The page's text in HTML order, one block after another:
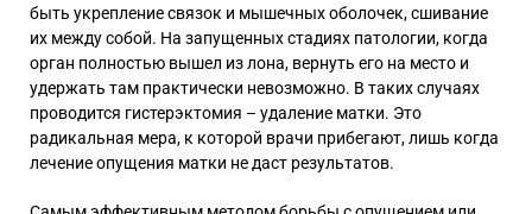
быть укрепление связок и мышечных оболочек, сшивание
их между собой. На запущенных стадиях патологии, когда
орган полностью вышел из лона, вернуть его на место и
удержать там практически невозможно. В таких случаях
проводится гистерэктомия – удаление матки. Это
радикальная мера, к которой врачи прибегают, лишь когда
лечение опущения матки не даст результатов.